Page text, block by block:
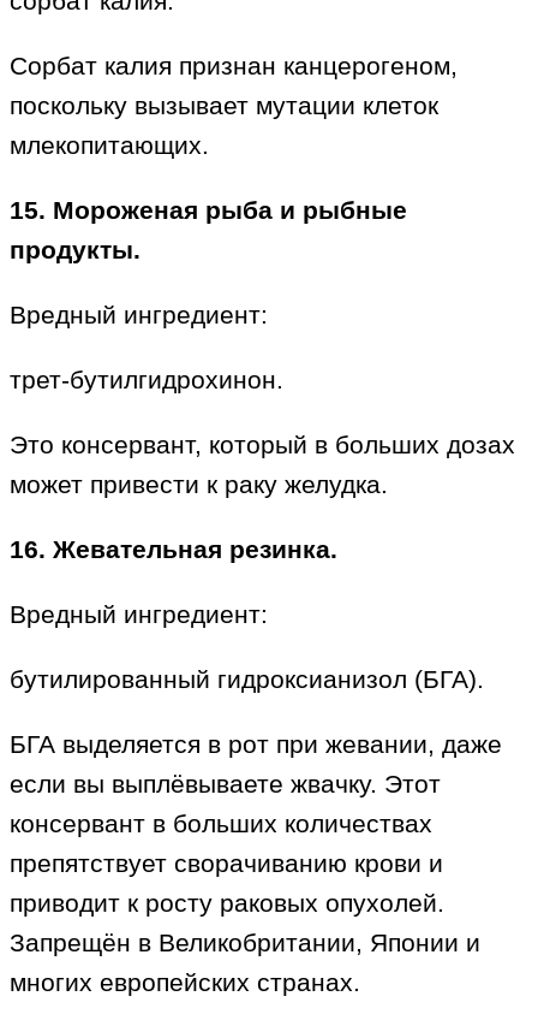
Сорбат калия признан канцерогеном,
поскольку вызывает мутации клеток
млекопитающих.
15. Мороженая рыба и рыбные
продукты.
Вредный ингредиент:
трет-бутилгидрохинон.
Это консервант, который в больших дозах
может привести к раку желудка.
16. Жевательная резинка.
Вредный ингредиент:
бутилированный гидроксианизол (БГА).
БГА выделяется в рот при жевании, даже
если вы выплёвываете жвачку. Этот
консервант в больших количествах
препятствует сворачиванию крови и
приводит к росту раковых опухолей.
Запрещён в Великобритании, Японии и
многих европейских странах.